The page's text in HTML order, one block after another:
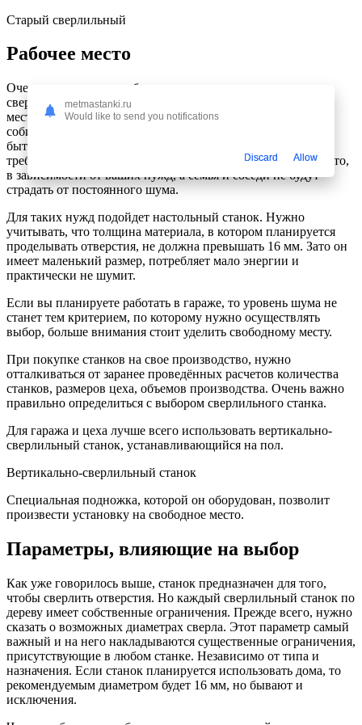
Старый сверлильный
Рабочее место
Очень важно перед выбором настольного вертикально
сверлильного станка или другой модели, определиться с
местом, где будет происходить его использование. Если вы
собираетесь работать в домашних условиях, то, он должен
быть легким, занимать мало места и не шуметь. Такие
требования позволят переносить вам станок с места на место,
в зависимости от ваших нужд, а семья и соседи не будут
страдать от постоянного шума.
Для таких нужд подойдет настольный станок. Нужно
учитывать, что толщина материала, в котором планируется
проделывать отверстия, не должна превышать 16 мм. Зато он
имеет маленький размер, потребляет мало энергии и
практически не шумит.
Если вы планируете работать в гараже, то уровень шума не
станет тем критерием, по которому нужно осуществлять
выбор, больше внимания стоит уделить свободному месту.
При покупке станков на свое производство, нужно
отталкиваться от заранее проведённых расчетов количества
станков, размеров цеха, объемов производства. Очень важно
правильно определиться с выбором сверлильного станка.
Для гаража и цеха лучше всего использовать вертикально-
сверлильный станок, устанавливающийся на пол.
Вертикально-сверлильный станок
Специальная подножка, которой он оборудован, позволит
произвести установку на свободное место.
Параметры, влияющие на выбор
Как уже говорилось выше, станок предназначен для того,
чтобы сверлить отверстия. Но каждый сверлильный станок по
дереву имеет собственные ограничения. Прежде всего, нужно
сказать о возможных диаметрах сверла. Этот параметр самый
важный и на него накладываются существенные ограничения,
присутствующие в любом станке. Независимо от типа и
назначения. Если станок планируется использовать дома, то
рекомендуемым диаметром будет 16 мм, но бывают и
исключения.
metmastanki.ru
Would like to send you notifications
Discard Allow